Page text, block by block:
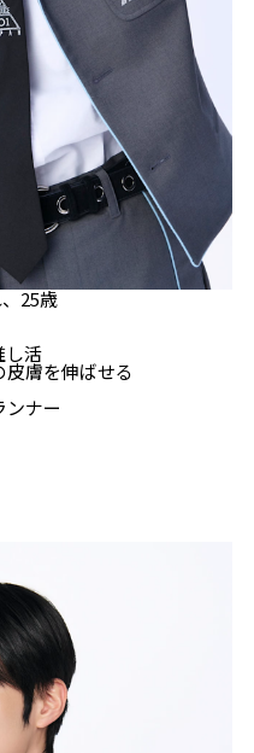
25歳
し活
膚を伸ばせる
ンナー